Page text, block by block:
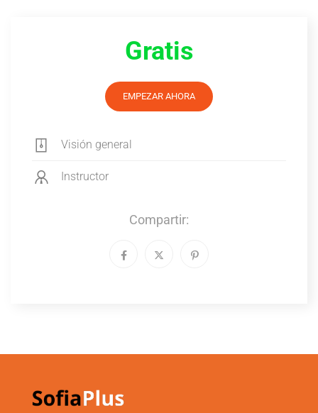
Gratis
EMPEZAR AHORA
Visión general
Instructor
Compartir: